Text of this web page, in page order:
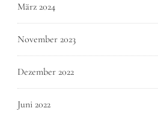
März 2024
November 2023
Dezember 2022
Juni 2022